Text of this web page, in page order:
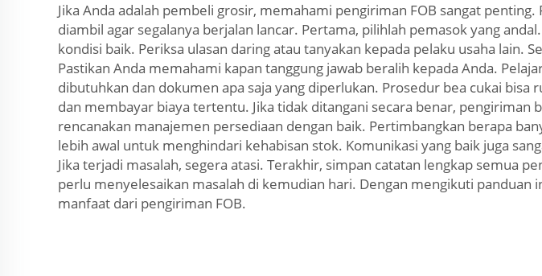
Jika Anda adalah pembeli grosir, memahami pengiriman FOB sangat
diambil agar segalanya berjalan lancar. Pertama, pilihlah pemasok yang
kondisi baik. Periksa ulasan daring atau tanyakan kepada pelaku usaha
Pastikan Anda memahami kapan tanggung jawab beralih kepada Anda.
dibutuhkan dan dokumen apa saja yang diperlukan. Prosedur bea cukai
dan membayar biaya tertentu. Jika tidak ditangani secara benar,
rencanakan manajemen persediaan dengan baik. Pertimbangkan berapa
lebih awal untuk menghindari kehabisan stok. Komunikasi yang baik juga
Jika terjadi masalah, segera atasi. Terakhir, simpan catatan lengkap semua
perlu menyelesaikan masalah di kemudian hari. Dengan mengikuti
manfaat dari pengiriman FOB.